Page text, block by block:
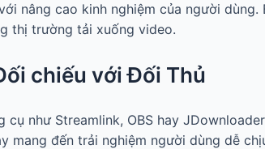
nâng cao kinh nghiệm của người
thị trường tải xuống video.
chiếu với Đối Thủ
cụ như Streamlink, OBS hay
mang đến trải nghiệm người dùng dễ